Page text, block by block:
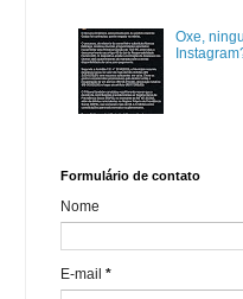
Oxe,
Formulário de contato
Nome
E-mail *